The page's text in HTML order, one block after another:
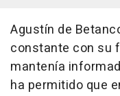
Agustín de
constante con su
mantenía
ha permitido que